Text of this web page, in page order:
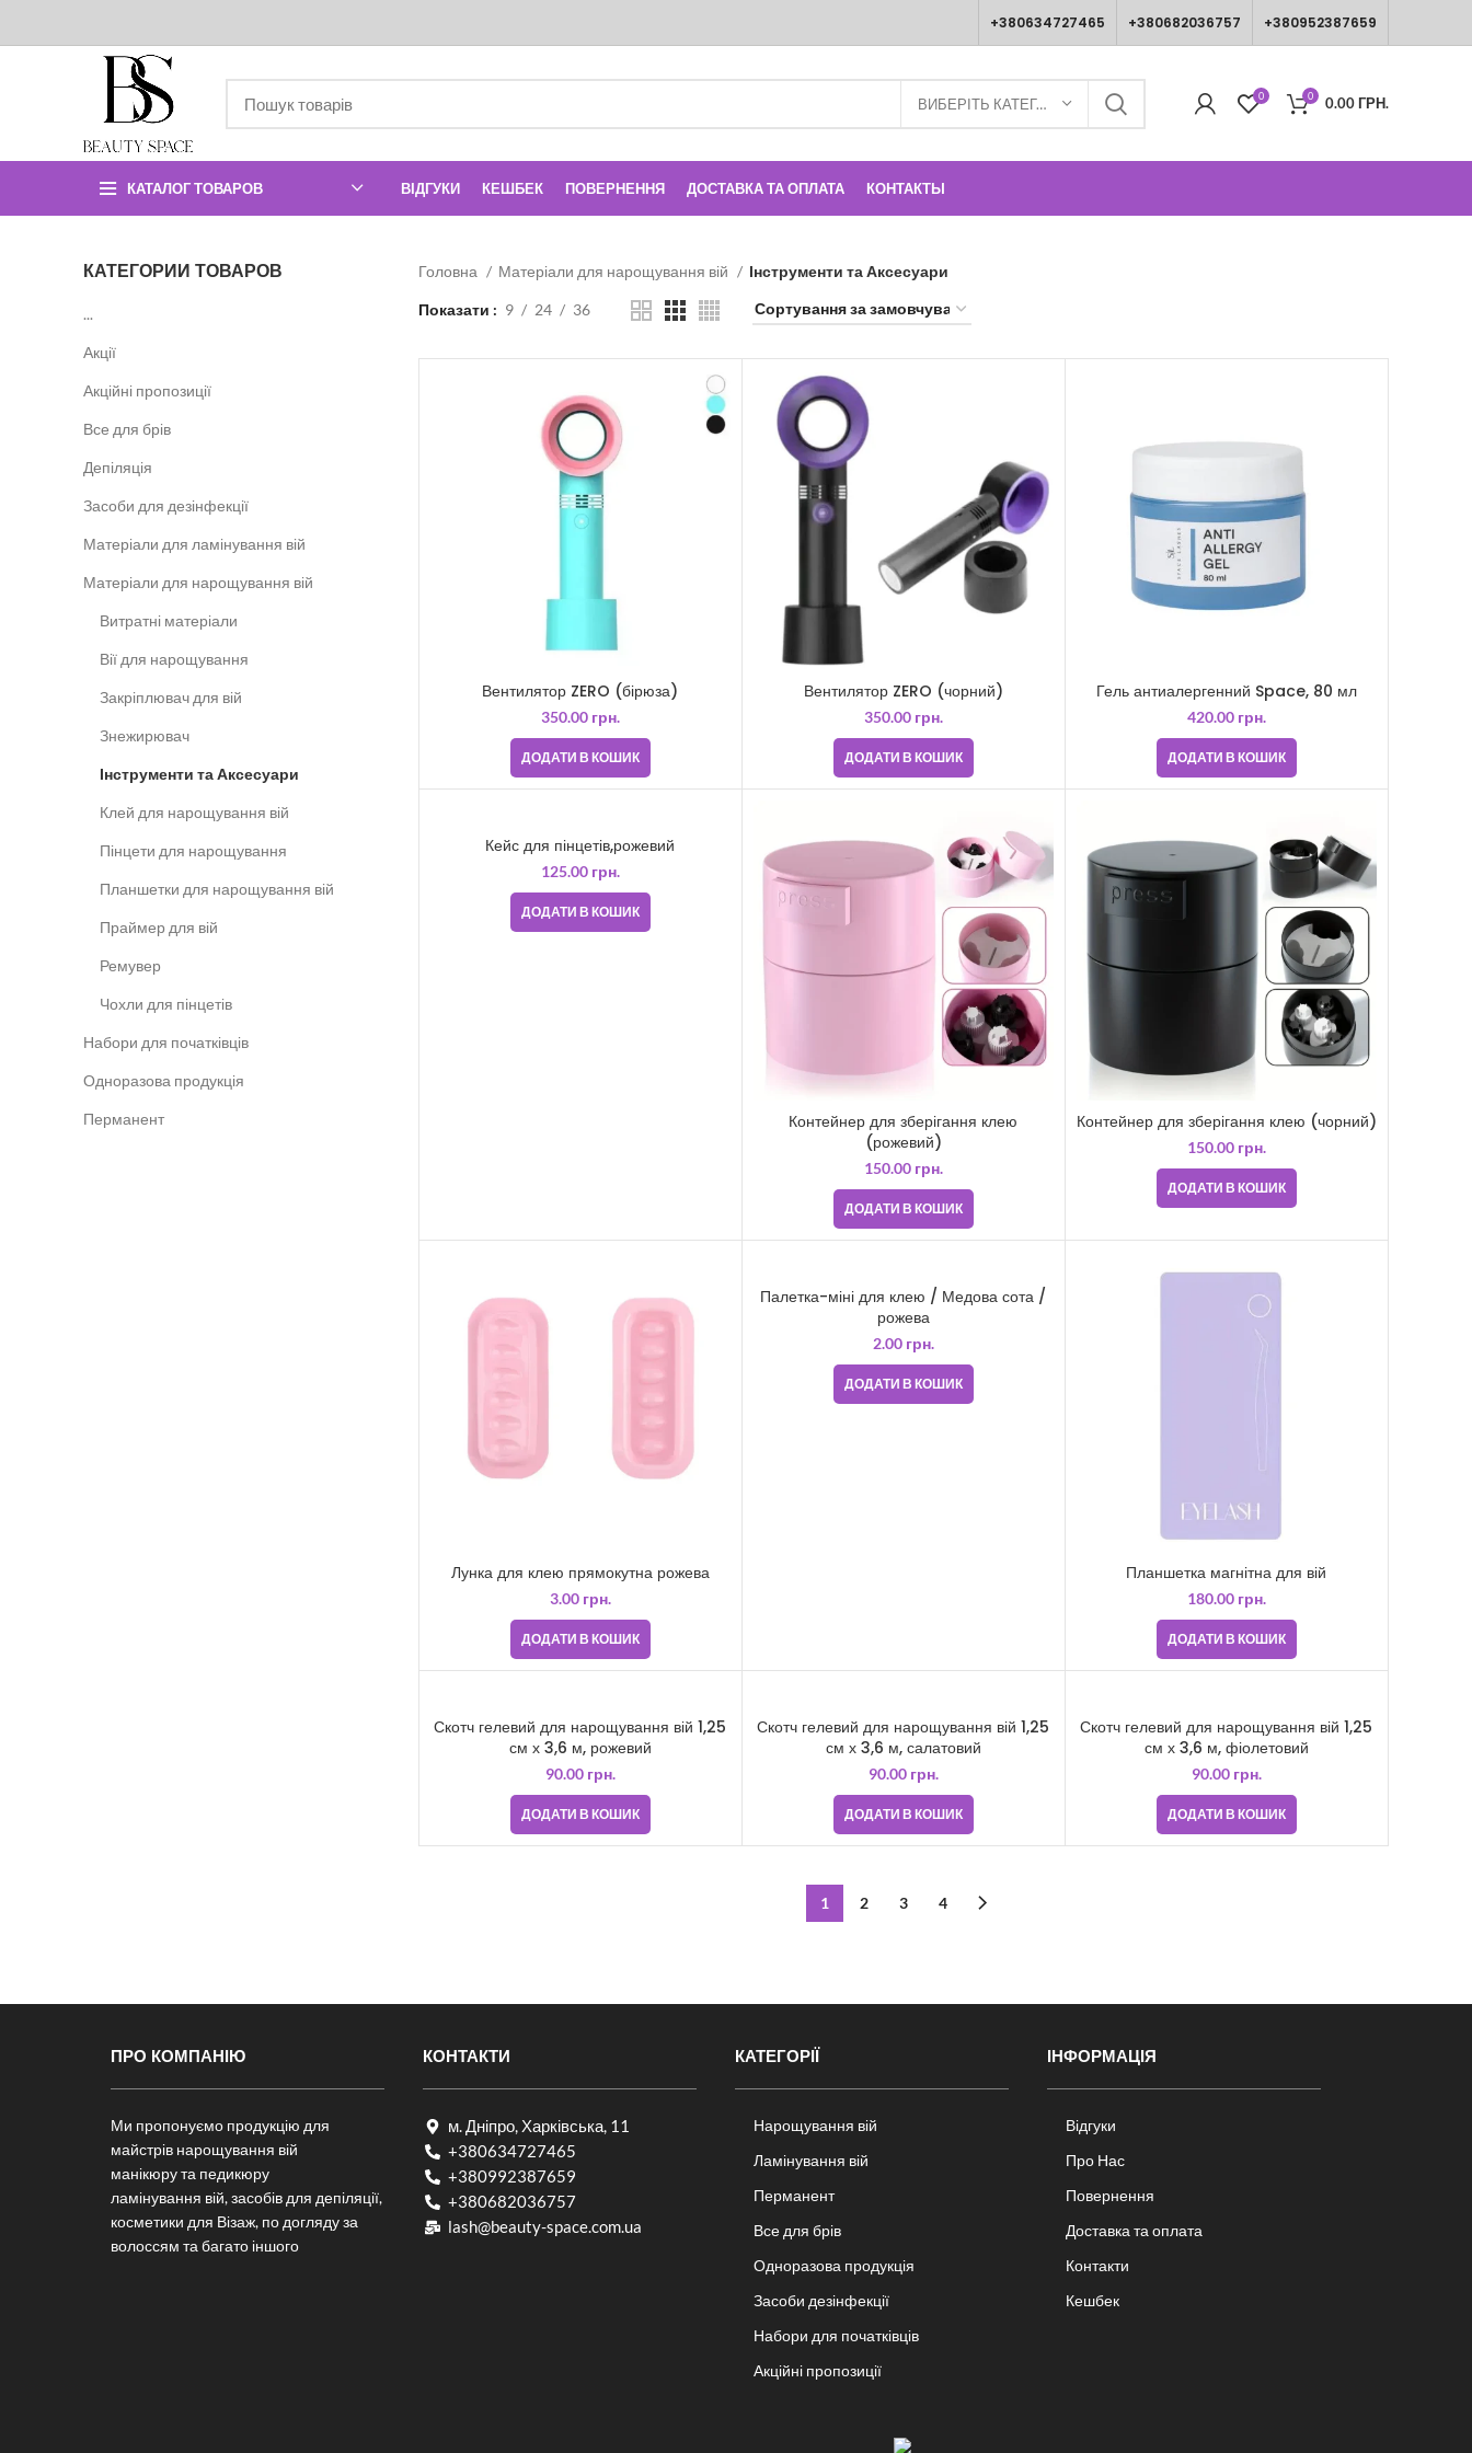
+380634727465 +380682036757 +380952387659
ВИБЕРІТЬ КАТЕГОРІЮ 0 0 0.00ГРН.
КАТАЛОГ ТОВАРОВ ВІДГУКИ КЕШБЕК ПОВЕРНЕННЯ ДОСТАВКА ТА ОПЛАТА КОНТАКТЫ
КАТЕГОРИИ ТОВАРОВ
...
Акції
Акційні пропозиції
Все для брів
Депіляція
Засоби для дезінфекції
Матеріали для ламінування вій
Матеріали для нарощування вій
Витратні матеріали
Вії для нарощування
Закріплювач для вій
Знежирювач
Інструменти та Аксесуари
Клей для нарощування вій
Пінцети для нарощування
Планшетки для нарощування вій
Праймер для вій
Ремувер
Чохли для пінцетів
Набори для початківців
Одноразова продукція
Перманент
Головна Матеріали для нарощування вій Інструменти та Аксесуари
Показати 9 24 36
Вентилятор ZERO (бірюза)
350.00 грн.
ДОДАТИ В КОШИК
Вентилятор ZERO (чорний)
350.00 грн.
ДОДАТИ В КОШИК
Гель антиалергенний Space, 80 мл
420.00 грн.
ДОДАТИ В КОШИК
Кейс для пінцетів,рожевий
125.00 грн.
ДОДАТИ В КОШИК
Контейнер для зберігання клею
(рожевий)
150.00 грн.
ДОДАТИ В КОШИК
Контейнер для зберігання клею (чорний)
150.00 грн.
ДОДАТИ В КОШИК
Лунка для клею прямокутна рожева
3.00 грн.
ДОДАТИ В КОШИК
Палетка-міні для клею / Медова сота /
рожева
2.00 грн.
ДОДАТИ В КОШИК
Планшетка магнітна для вій
180.00 грн.
ДОДАТИ В КОШИК
Скотч гелевий для нарощування вій 1,25
см х 3,6 м, рожевий
90.00 грн.
ДОДАТИ В КОШИК
Скотч гелевий для нарощування вій 1,25
см х 3,6 м, салатовий
90.00 грн.
ДОДАТИ В КОШИК
Скотч гелевий для нарощування вій 1,25
см х 3,6 м, фіолетовий
90.00 грн.
ДОДАТИ В КОШИК
1 2 3 4
ПРО КОМПАНІЮ
Ми пропонуємо продукцію для
майстрів нарощування вій
манікюру та педикюру
ламінування вій, засобів для депіляції,
косметики для Візаж, по догляду за
волоссям та багато іншого
КОНТАКТИ
м. Дніпро, Харківська, 11
+380634727465
+380992387659
+380682036757​
lash@beauty-space.com.ua
КАТЕГОРІЇ
Нарощування вій
Ламінування вій
Перманент
Все для брів
Одноразова продукція
Засоби дезінфекції
Набори для початківців
Акційні пропозиції
ІНФОРМАЦІЯ
Відгуки
Про Нас
Повернення
Доставка та оплата
Контакти
Кешбек